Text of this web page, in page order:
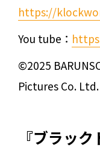
https://
You tube：
©2025
Pictures Co.
『ブラッ